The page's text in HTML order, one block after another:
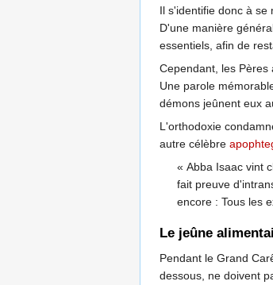
Il s'identifie donc à se
D'une manière
essentiels, afin de
Cependant, les
Une parole
démons jeûnent eux
L'orthodoxie
autre célèbre
« Abba Isaac vint
fait preuve
encore : Tous les
Le jeûne
Pendant le Grand
dessous, ne doivent